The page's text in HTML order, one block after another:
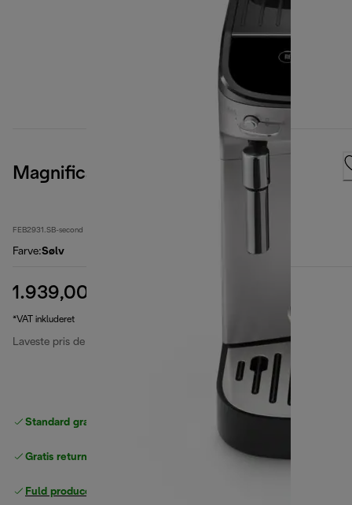
Magnifica Evo
FEB2931.SB-second
Farve:Sølv
1.939,00 kr.
*VAT inkluderet
Laveste pris de sidste 30 dage
Standard gratis levering
Gratis returneringer
Fuld producentgaranti